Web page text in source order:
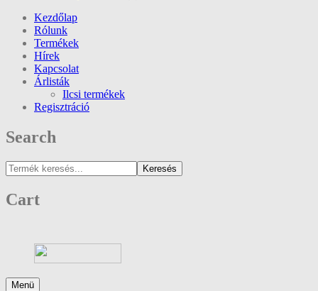
Kezdőlap
Rólunk
Termékek
Hírek
Kapcsolat
Árlisták
Ilcsi termékek
Regisztráció
Search
Keresés
Cart
Menü